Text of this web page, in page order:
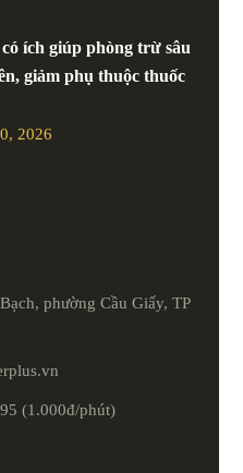
ích giúp phòng trừ sâu
giảm phụ thuộc thuốc
2026
phường Cầu Giấy, TP
(1.000đ/phút)